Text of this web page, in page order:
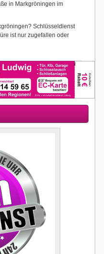
in Markgröningen im
Schlüsseldienst
ist nur zugefallen oder